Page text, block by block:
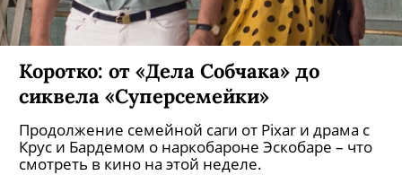
Коротко: от «Дела Собчака» до
сиквела «Суперсемейки»
Продолжение семейной саги от Pixar и драма с
Крус и Бардемом о наркобароне Эскобаре – что
смотреть в кино на этой неделе.